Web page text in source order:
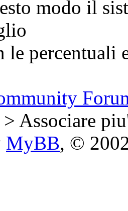
modo il
le percentuali
> Associare
MyBB, ©